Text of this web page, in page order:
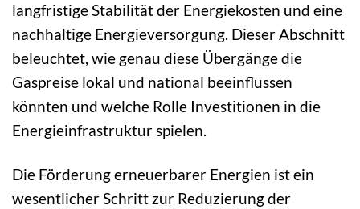
langfristige Stabilität der Energiekosten und eine
nachhaltige Energieversorgung. Dieser Abschnitt
beleuchtet, wie genau diese Übergänge die
Gaspreise lokal und national beeinflussen
könnten und welche Rolle Investitionen in die
Energieinfrastruktur spielen.
Die Förderung erneuerbarer Energien ist ein
wesentlicher Schritt zur Reduzierung der